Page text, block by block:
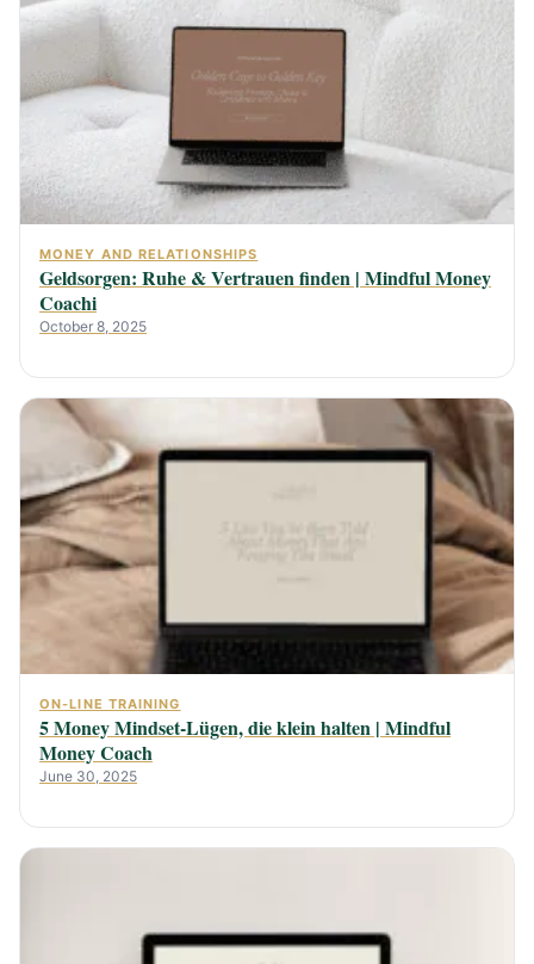
MONEY AND RELATIONSHIPS
Geldsorgen: Ruhe & Vertrauen finden | Mindful Money
Coachi
October 8, 2025
ON-LINE TRAINING
5 Money Mindset-Lügen, die klein halten | Mindful
Money Coach
June 30, 2025